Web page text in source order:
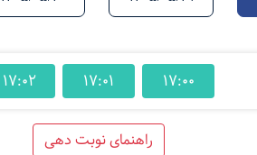
17:00
17:01
17:02
راهنمای نوبت دهی